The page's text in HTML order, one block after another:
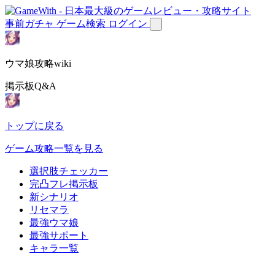
事前ガチャ ゲーム検索 ログイン
ウマ娘攻略wiki
掲示板Q&A
トップに戻る
ゲーム攻略一覧を見る
選択肢チェッカー
完凸フレ掲示板
新シナリオ
リセマラ
最強ウマ娘
最強サポート
キャラ一覧